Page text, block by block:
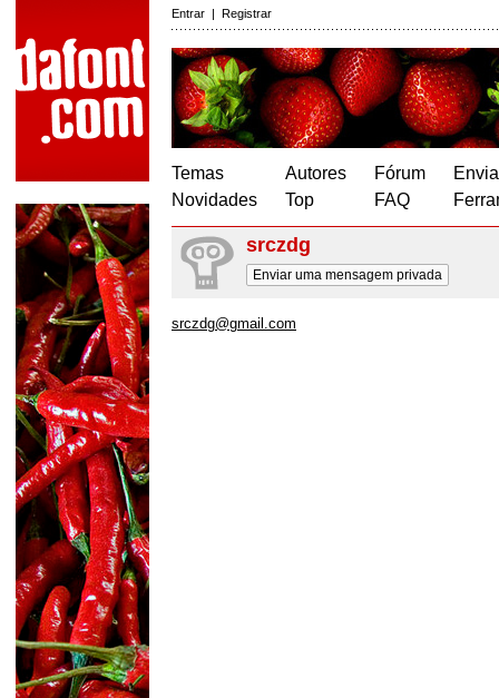
Entrar | Registrar
Temas
Novidades
Autores
Top
Fórum
FAQ
srczdg
Enviar uma mensagem privada
srczdg@gmail.com